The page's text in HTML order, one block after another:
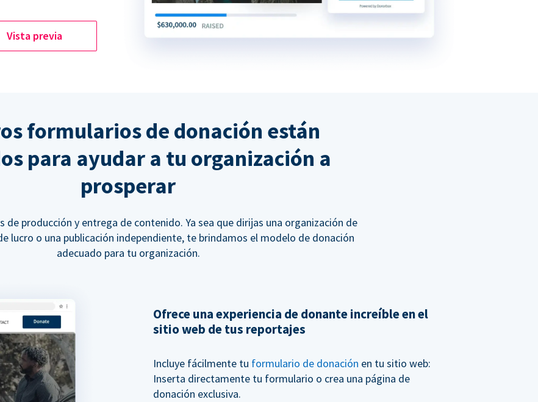
Vista previa
formularios de donación están
para ayudar a tu organización a
prosperar
de producción y entrega de contenido. Ya sea que dirijas una organización de
lucro o una publicación independiente, te brindamos el modelo de donación
adecuado para tu organización.
Ofrece una experiencia de donante increíble en el
sitio web de tus reportajes
Incluye fácilmente tu formulario de donación en tu sitio web:
Inserta directamente tu formulario o crea una página de
donación exclusiva.